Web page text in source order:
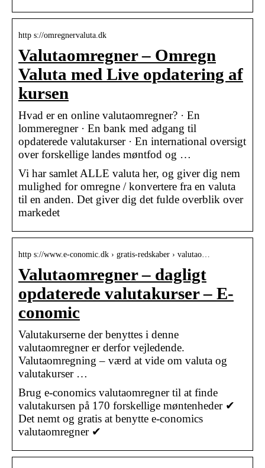
http s://omregnervaluta.dk
Valutaomregner – Omregn
Valuta med Live opdatering af
kursen
Hvad er en online valutaomregner? · En
lommeregner · En bank med adgang til
opdaterede valutakurser · En international oversigt
over forskellige landes møntfod og …
Vi har samlet ALLE valuta her, og giver dig nem
mulighed for omregne / konvertere fra en valuta
til en anden. Det giver dig det fulde overblik over
markedet
http s://www.e-conomic.dk › gratis-redskaber › valutao…
Valutaomregner – dagligt
opdaterede valutakurser – E-
conomic
Valutakurserne der benyttes i denne
valutaomregner er derfor vejledende.
Valutaomregning – værd at vide om valuta og
valutakurser …
Brug e-conomics valutaomregner til at finde
valutakursen på 170 forskellige møntenheder ✔
Det nemt og gratis at benytte e-conomics
valutaomregner ✔